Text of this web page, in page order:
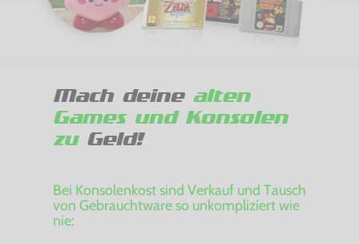
Mach deine alten
Games und Konsolen
zuGeld!
Bei Konsolenkost sind Verkauf und Tausch
von Gebrauchtware so unkompliziert wie
nie: